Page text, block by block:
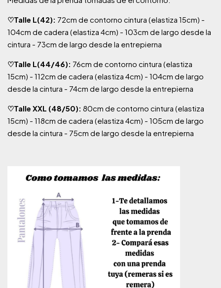
♡Talle L(42): 72cm de contorno cintura (elastiza 15cm) -
104cm de cadera (elastiza 4cm) - 103cm de largo desde la
cintura - 73cm de largo desde la entrepierna
♡Talle L(44/46): 76cm de contorno cintura (elastiza
15cm) - 112cm de cadera (elastiza 4cm) - 104cm de largo
desde la cintura - 74cm de largo desde la entrepierna
♡Talle XXL (48/50): 80cm de contorno cintura (elastiza
15cm) - 118cm de cadera (elastiza 4cm) - 105cm de largo
desde la cintura - 75cm de largo desde la entrepierna